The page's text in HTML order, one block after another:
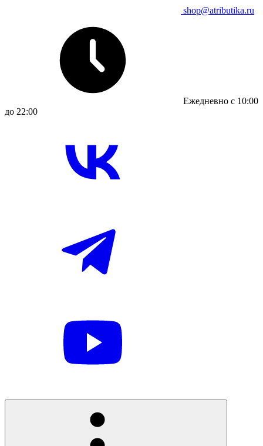
shop@atributika.ru
Ежедневно с 10:00
до 22:00